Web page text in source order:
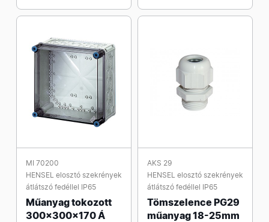
MI 70200
HENSEL elosztó szekrények
átlátszó fedéllel IP65
Műanyag tokozott
300x300x170 Á
AKS 29
HENSEL elosztó szekrények
átlátszó fedéllel IP65
Tömszelence PG29
műanyag 18-25mm